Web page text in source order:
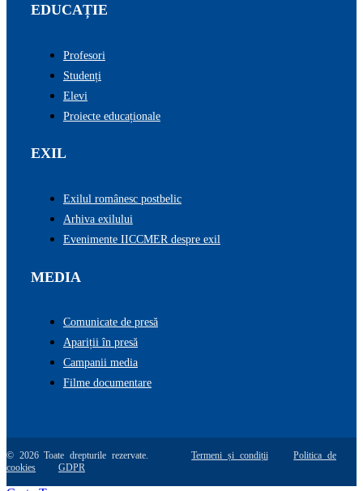
EDUCAȚIE
Profesori
Studenți
Elevi
Proiecte educaționale
EXIL
Exilul românesc postbelic
Arhiva exilului
Evenimente IICCMER despre exil
MEDIA
Comunicate de presă
Apariții în presă
Campanii media
Filme documentare
© 2026 Toate drepturile rezervate.Termeni și condiții
Politica de
cookies
GDPR